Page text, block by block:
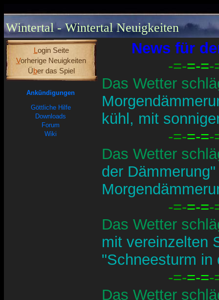
Wintertal - Wintertal Neuigkeiten
Login Seite
Vorherige Neuigkeiten
Über das Spiel
Ankündigungen
Göttliche Hilfe
Downloads
Forum
Wiki
News für
-=-=-=-
Das Wetter
kühl, mit
-=-=-=-
Das Wetter
der
-=-=-=-
Das Wetter
mit vereinzelten
"Schneesturm
-=-=-=-
Das Wetter